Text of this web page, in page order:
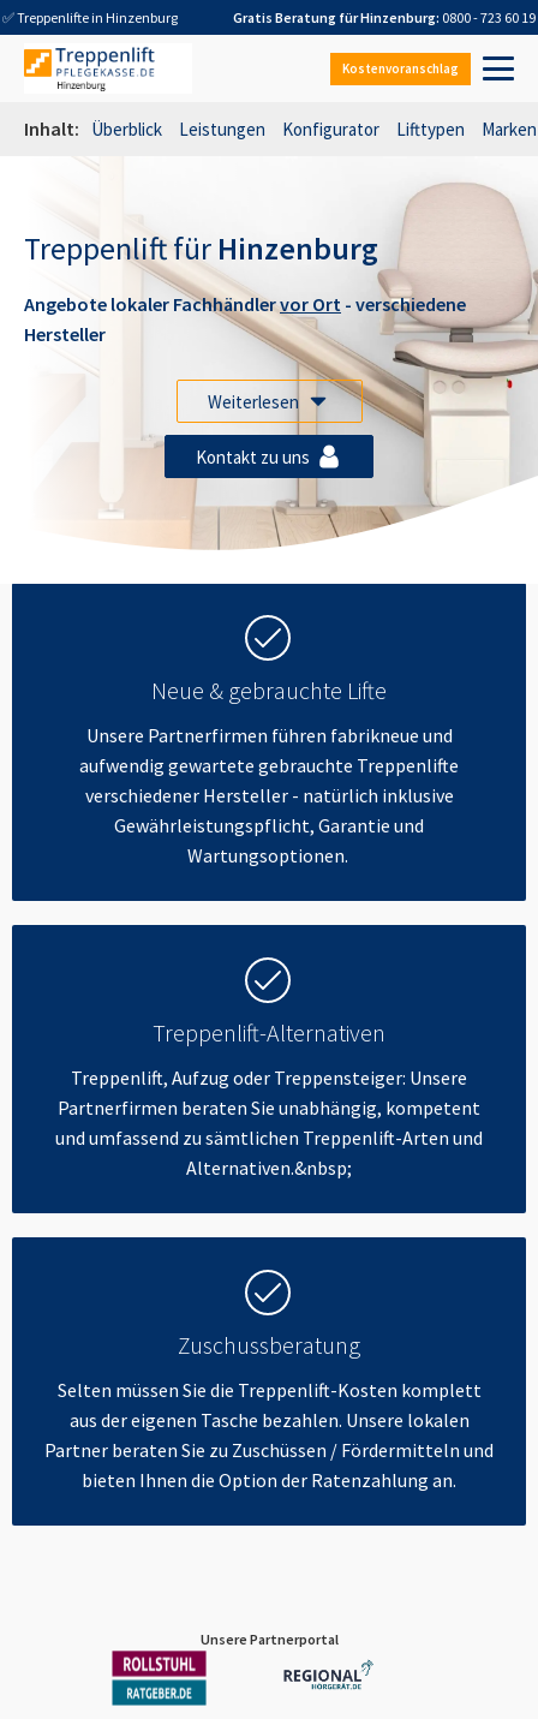
✅ Treppenlifte in Hinzenburg Gratis Beratung fürHinzenburg: 0800 - 723 60 19
Kostenvoranschlag
Inhalt: Überblick Leistungen Konfigurator Lifttypen Marken
Treppenlift für Hinzenburg
Angebote lokaler Fachhändlervor Ort - verschiedene
Hersteller
Weiterlesen
Kontakt zu uns
Neue & gebrauchte Lifte
Unsere Partnerfirmen führen fabrikneue und
aufwendig gewartete gebrauchte Treppenlifte
verschiedener Hersteller - natürlich inklusive
Gewährleistungspflicht, Garantie und
Wartungsoptionen.
Treppenlift-Alternativen
Treppenlift, Aufzug oder Treppensteiger: Unsere
Partnerfirmen beraten Sie unabhängig, kompetent
und umfassend zu sämtlichen Treppenlift-Arten und
Alternativen.&nbsp;
Zuschussberatung
Selten müssen Sie die Treppenlift-Kosten komplett
aus der eigenen Tasche bezahlen. Unsere lokalen
Partner beraten Sie zu Zuschüssen / Fördermitteln und
bieten Ihnen die Option der Ratenzahlung an.
Unsere Partnerportal